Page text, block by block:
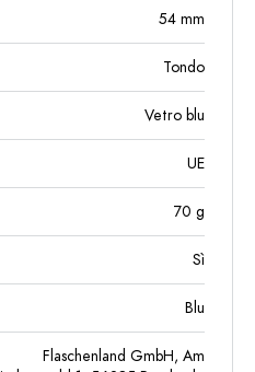
54 mm
Tondo
Vetro blu
UE
70 g
Sì
Blu
Flaschenland GmbH, Am